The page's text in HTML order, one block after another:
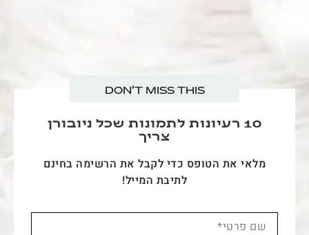
DON'T MISS THIS
10 רעיונות לתמונות שכל ניובורן
צריך
מלאי את הטופס כדי לקבל את הרשימה בחינם
לתיבת המייל!